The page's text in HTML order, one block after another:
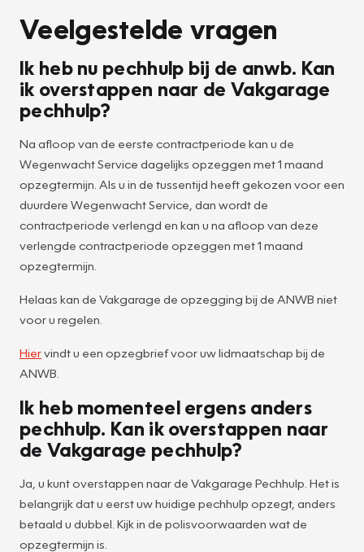
Veelgestelde vragen
Ik heb nu pechhulp bij de anwb. Kan
ik overstappen naar de Vakgarage
pechhulp?
Na afloop van de eerste contractperiode kan u de
Wegenwacht Service dagelijks opzeggen met 1 maand
opzegtermijn. Als u in de tussentijd heeft gekozen voor een
duurdere Wegenwacht Service, dan wordt de
contractperiode verlengd en kan u na afloop van deze
verlengde contractperiode opzeggen met 1 maand
opzegtermijn.
Helaas kan de Vakgarage de opzegging bij de ANWB niet
voor u regelen.
Hiervindt u een opzegbrief voor uw lidmaatschap bij de
ANWB.
Ik heb momenteel ergens anders
pechhulp. Kan ik overstappen naar
de Vakgarage pechhulp?
Ja, u kunt overstappen naar de Vakgarage Pechhulp. Het is
belangrijk dat u eerst uw huidige pechhulp opzegt, anders
betaald u dubbel. Kijk in de polisvoorwaarden wat de
opzegtermijn is.